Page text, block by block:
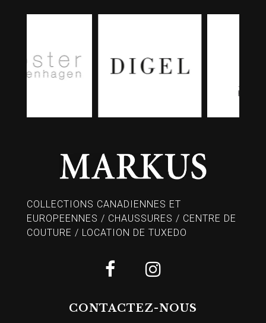
COLLECTIONS CANADIENNES ET
EUROPEENNES / CHAUSSURES / CENTRE DE
COUTURE / LOCATION DE TUXEDO
CONTACTEZ-NOUS